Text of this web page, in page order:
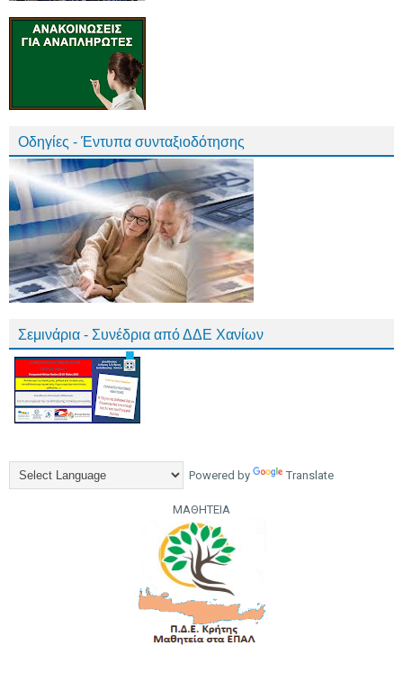
Οδηγίες - Έντυπα συνταξιοδότησης
Σεμινάρια - Συνέδρια από ΔΔΕ Χανίων
Powered by Translate
ΜΑΘΗΤΕΙΑ